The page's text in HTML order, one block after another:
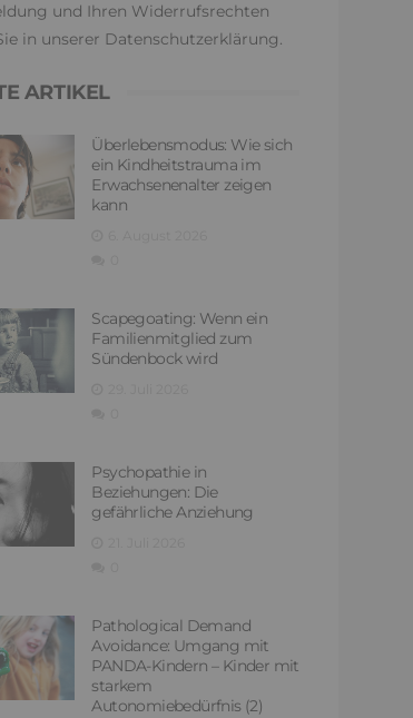
und Ihren Widerrufsrechten
in unserer Datenschutzerklärung.
ARTIKEL
Überlebensmodus: Wie sich
ein Kindheitstrauma im
Erwachsenenalter zeigen
kann
Scapegoating: Wenn ein
Familienmitglied zum
Sündenbock wird
Psychopathie in
Beziehungen: Die
gefährliche Anziehung
Pathological Demand
Avoidance: Umgang mit
PANDA-Kindern – Kinder mit
starkem
Autonomiebedürfnis (2)